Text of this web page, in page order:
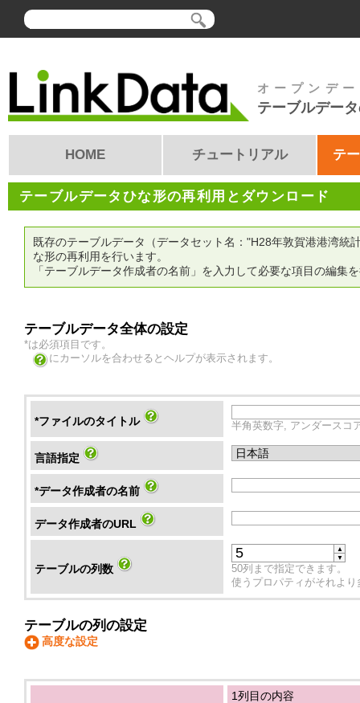
オープンデ
テーブルデー
HOME チュートリアル テ
テーブルデータひな形の再利用とダウンロード
既存のテーブルデータ（データセット名："H28年敦賀港港湾
な形の再利用を行います。
「テーブルデータ作成者の名前」を入力して必要な項目の編集
テーブルデータ全体の設定
*は必須項目です。
にカーソルを合わせるとヘルプが表示されます。
*ファイルのタイトル 半角英数字, アンダースコ
言語指定
*データ作成者の名前
データ作成者のURL
テーブルの列数
▲
▼
50列まで指定できます。
使うプロパティがそれよ
テーブルの列の設定
高度な設定
1列目の内容